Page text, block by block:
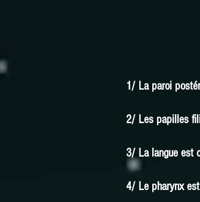
1/ La paroi
2/ Les papilles
3/ La langue est
4/ Le pharynx